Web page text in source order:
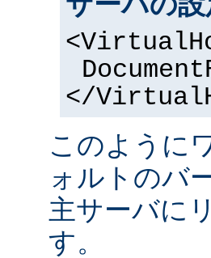
</
このように
ォルトのバ
主サーバに
す。